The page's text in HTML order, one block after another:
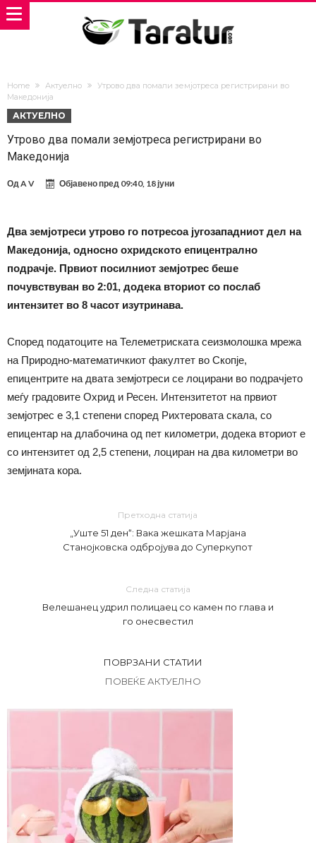
Home Актуелно
Утрово два помали земјотреса регистрирани во
Македонија
АКТУЕЛНО
Утрово два помали земјотреса регистрирани во
Македонија
ОдA V Објавено пред 09:40, 18 јуни
Два земјотреси утрово го потресоа југозападниот дел на
Македонија, односно охридското епицентрално
подрачје. Првиот посилниот земјотрес беше
почувствуван во 2:01, додека вториот со послаб
интензитет во 8 часот изутринава.
Според податоците на Телеметриската сеизмолошка мрежа
на Природно-математичкиот факултет во Скопје,
епицентрите на двата земјотреси се лоцирани во подрачјето
меѓу градовите Охрид и Ресен. Интензитетот на првиот
земјотрес е 3,1 степени според Рихтеровата скала, со
епицентар на длабочина од пет километри, додека вториот е
со интензитет од 2,5 степени, лоциран на два километри во
земјината кора.
Претходна статија
„Уште 51 ден“: Вака жешката Марјана
Станојковска одбројува до Суперкупот
Следна статија
Велешанец удрил полицаец со камен по глава и
го онесвестил
ПОВРЗАНИ СТАТИИ
ПОВЕЌЕ АКТУЕЛНО